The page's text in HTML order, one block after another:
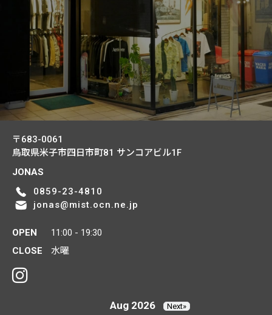
〒683-0061
鳥取県米子市四日市町81 サンコアビル1F
JONAS
0859-23-4810
jonas@mist.ocn.ne.jp
OPEN
11:00 - 19:30
CLOSE
水曜
Aug 2026 Next»